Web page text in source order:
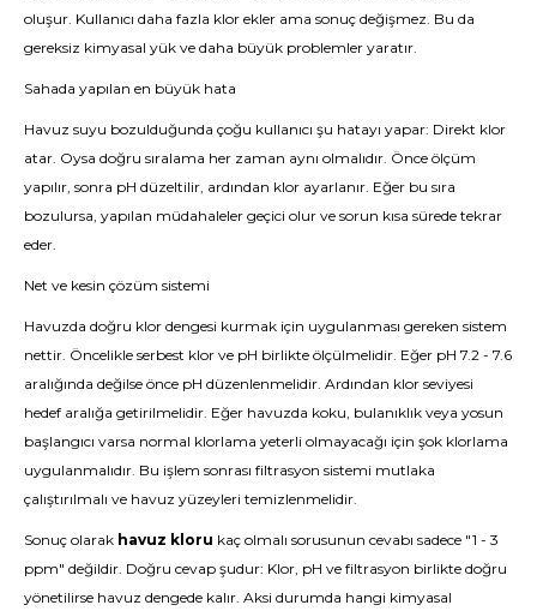
oluşur. Kullanıcı daha fazla klor ekler ama sonuç değişmez. Bu da
gereksiz kimyasal yük ve daha büyük problemler yaratır.
Sahada yapılan en büyük hata
Havuz suyu bozulduğunda çoğu kullanıcı şu hatayı yapar: Direkt klor
atar. Oysa doğru sıralama her zaman aynı olmalıdır. Önce ölçüm
yapılır, sonra pH düzeltilir, ardından klor ayarlanır. Eğer bu sıra
bozulursa, yapılan müdahaleler geçici olur ve sorun kısa sürede tekrar
eder.
Net ve kesin çözüm sistemi
Havuzda doğru klor dengesi kurmak için uygulanması gereken sistem
nettir. Öncelikle serbest klor ve pH birlikte ölçülmelidir. Eğer pH 7.2 - 7.6
aralığında değilse önce pH düzenlenmelidir. Ardından klor seviyesi
hedef aralığa getirilmelidir. Eğer havuzda koku, bulanıklık veya yosun
başlangıcı varsa normal klorlama yeterli olmayacağı için şok klorlama
uygulanmalıdır. Bu işlem sonrası filtrasyon sistemi mutlaka
çalıştırılmalı ve havuz yüzeyleri temizlenmelidir.
Sonuç olarak havuz kloru kaç olmalı sorusunun cevabı sadece "1 - 3
ppm" değildir. Doğru cevap şudur: Klor, pH ve filtrasyon birlikte doğru
yönetilirse havuz dengede kalır. Aksi durumda hangi kimyasal